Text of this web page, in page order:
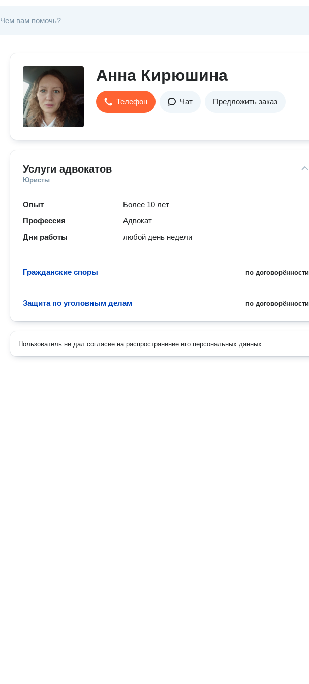
Анна Кирюшина
Телефон Чат Предложить заказ
Услуги адвокатов
Юристы
Опыт
Более 10 лет
Профессия
Адвокат
Дни работы
любой день недели
по договорённости
Гражданские споры
по договорённости
Защита по уголовным делам
Пользователь не дал согласие на распространение его персональных данных